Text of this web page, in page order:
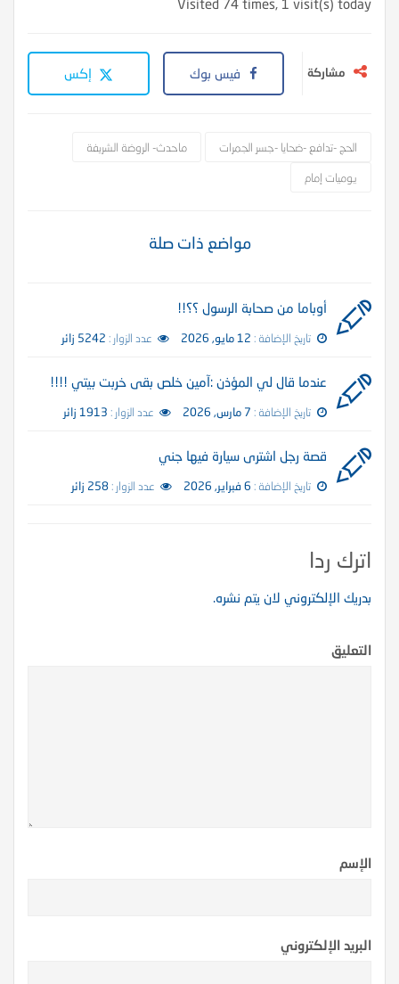
Visited 74 times, 1 visit(s) today
مشاركة فيس بوك إكس
الحج -تدافع -ضحايا -جسر الجمرات ماحدث- الروضة الشريفة
يوميات إمام
مواضع ذات صلة
أوباما من صحابة الرسول ؟؟!!
تاريخ الإضافة : 12 مايو, 2026 عدد الزوار : 5242 زائر
عندما قال لي المؤذن :آمين خلص بقى خربت بيتي !!!!
تاريخ الإضافة : 7 مارس, 2026 عدد الزوار : 1913 زائر
قصة رجل اشترى سيارة فيها جني
تاريخ الإضافة : 6 فبراير, 2026 عدد الزوار :258 زائر
اترك ردا
بدريك الإلكتروني لان يتم نشره.
التعليق
الإسم
البريد الإلكتروني